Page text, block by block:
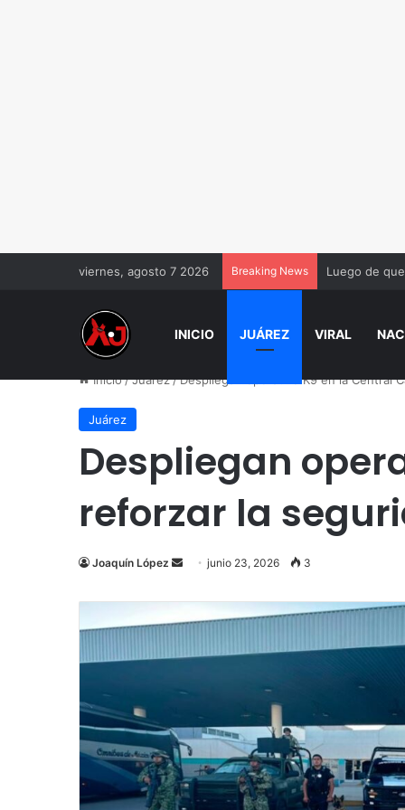
viernes, agosto 7 2026 Breaking News Luego de
INICIO JUÁREZ VIRAL
Inicio/Juárez/Despliegan operativo K9 en la Central
Juárez
Despliegan
reforzar la
Joaquín López
Send
email
junio 23, 2026 3